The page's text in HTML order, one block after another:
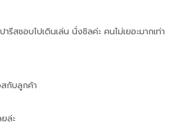
ชอบไปเดินเล่น นั่งชิลค่ะ คนไม่เยอะมากเท่า
สกับลูกค้า
ล่ะ